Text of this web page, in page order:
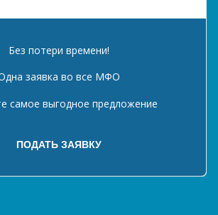
Без потери времени!
заявка во все МФО
самое выгодное предложение